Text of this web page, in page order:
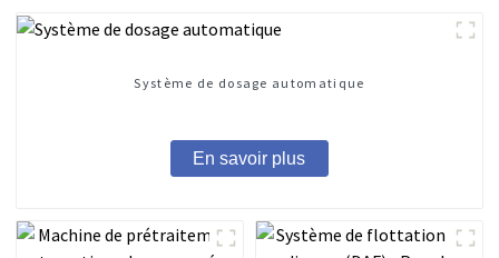
Système de dosage automatique
En savoir plus